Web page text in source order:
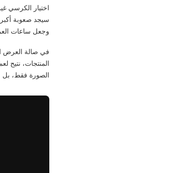
اختيار الكرسي
سيجد صعوبة
وجعل ساعات
في صالة العرض
المنتجات، نتيح
الصورة فقط، بل